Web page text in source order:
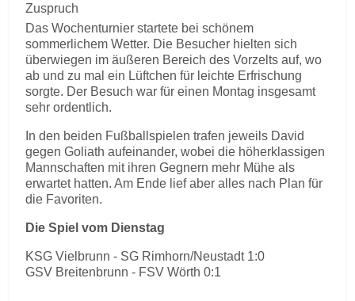
Zuspruch
Das Wochenturnier startete bei schönem
sommerlichem Wetter. Die Besucher hielten sich
überwiegen im äußeren Bereich des Vorzelts auf, wo
ab und zu mal ein Lüftchen für leichte Erfrischung
sorgte. Der Besuch war für einen Montag insgesamt
sehr ordentlich.
In den beiden Fußballspielen trafen jeweils David
gegen Goliath aufeinander, wobei die höherklassigen
Mannschaften mit ihren Gegnern mehr Mühe als
erwartet hatten. Am Ende lief aber alles nach Plan für
die Favoriten.
Die Spiel vom Dienstag
KSG Vielbrunn - SG Rimhorn/Neustadt 1:0
GSV Breitenbrunn - FSV Wörth 0:1